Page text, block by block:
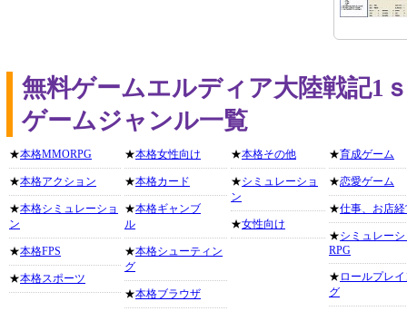
無料ゲームエルディア大陸戦記1
ゲームジャンル一覧
★本格MMORPG
★本格アクション
★本格シミュレーショ
ン
★本格FPS
★本格スポーツ
★本格女性向け
★本格カード
★本格ギャンブ
ル
★本格シューティン
グ
★本格ブラウザ
★本格その他
★シミュレーショ
ン
★女性向け
★育成ゲーム
★恋愛ゲーム
★仕事、お店
★シミュレー
RPG
★ ロールプレ
グ